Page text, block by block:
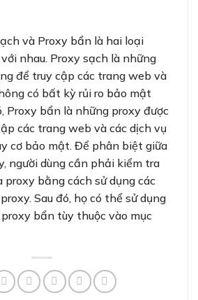
và Proxy bẩn là hai loại
nhau. Proxy sạch là những
để truy cập các trang web và
có bất kỳ rủi ro bảo mật
Proxy bẩn là những proxy được
các trang web và các dịch vụ
cơ bảo mật. Để phân biệt giữa
người dùng cần phải kiểm tra
bằng cách sử dụng các
Sau đó, họ có thể sử dụng
bẩn tùy thuộc vào mục